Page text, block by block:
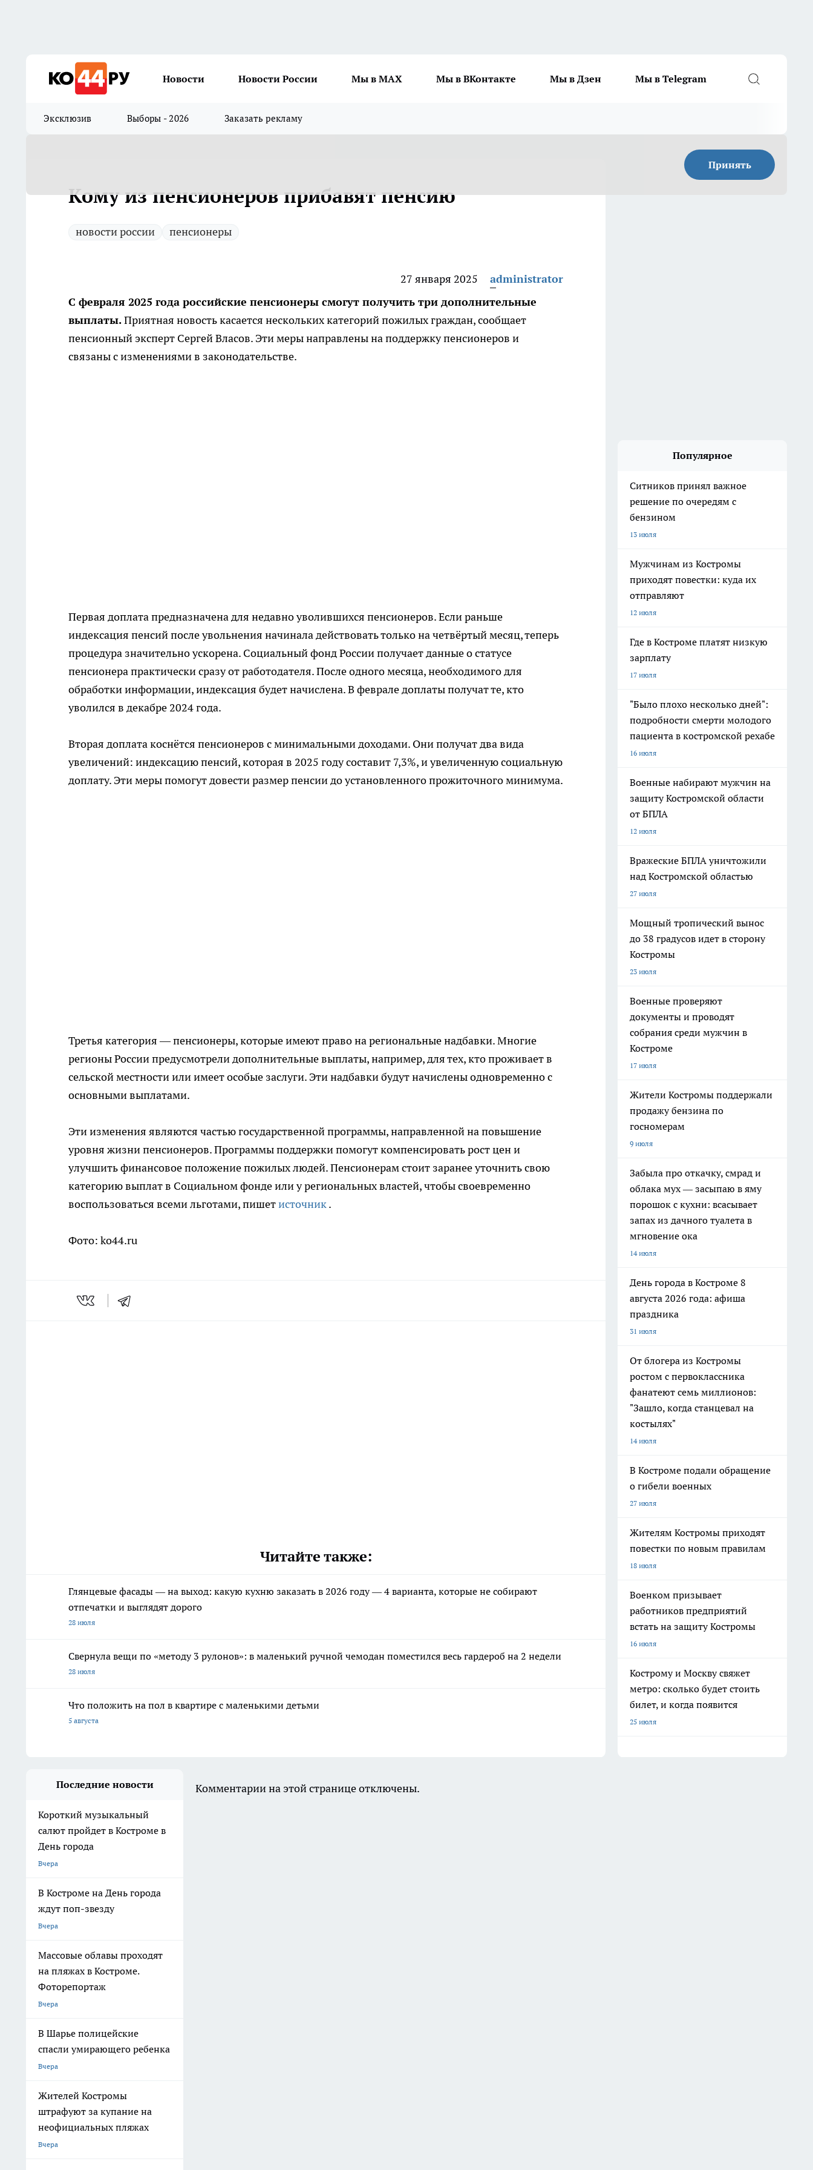
Новости Новости России Мы в MAX Мы в ВКонтакте Мы в Дзен Мы в Telegram
Эксклюзив Выборы - 2026 Заказать рекламу
Принять
Кому из пенсионеров прибавят пенсию
новости россии пенсионеры
27 января 2025
administrator
С февраля 2025 года российские пенсионеры смогут получить три дополнительные
выплаты.Приятная новость касается нескольких категорий пожилых граждан, сообщает
пенсионный эксперт Сергей Власов. Эти меры направлены на поддержку пенсионеров и
связаны с изменениями в законодательстве.
Первая доплата предназначена для недавно уволившихся пенсионеров. Если раньше
индексация пенсий после увольнения начинала действовать только на четвёртый месяц, теперь
процедура значительно ускорена. Социальный фонд России получает данные о статусе
пенсионера практически сразу от работодателя. После одного месяца, необходимого для
обработки информации, индексация будет начислена. В феврале доплаты получат те, кто
уволился в декабре 2024 года.
Вторая доплата коснётся пенсионеров с минимальными доходами. Они получат два вида
увеличений: индексацию пенсий, которая в 2025 году составит 7,3%, и увеличенную социальную
доплату. Эти меры помогут довести размер пенсии до установленного прожиточного минимума.
Третья категория — пенсионеры, которые имеют право на региональные надбавки. Многие
регионы России предусмотрели дополнительные выплаты, например, для тех, кто проживает в
сельской местности или имеет особые заслуги. Эти надбавки будут начислены одновременно с
основными выплатами.
Эти изменения являются частью государственной программы, направленной на повышение
уровня жизни пенсионеров. Программы поддержки помогут компенсировать рост цен и
улучшить финансовое положение пожилых людей. Пенсионерам стоит заранее уточнить свою
категорию выплат в Социальном фонде или у региональных властей, чтобы своевременно
воспользоваться всеми льготами, пишетисточник.
Фото: ko44.ru
Читайте также:
Глянцевые фасады — на выход: какую кухню заказать в 2026 году — 4 варианта, которые не собирают
отпечатки и выглядят дорого
28 июля
Свернула вещи по «методу 3 рулонов»: в маленький ручной чемодан поместился весь гардероб на 2 недели
28 июля
Что положить на пол в квартире с маленькими детьми
5 августа
Популярное
Ситников принял важное
решение по очередям с
бензином
13 июля
Мужчинам из Костромы
приходят повестки: куда их
отправляют
12 июля
Где в Костроме платят низкую
зарплату
17 июля
"Было плохо несколько дней":
подробности смерти молодого
пациента в костромской рехабе
16 июля
Военные набирают мужчин на
защиту Костромской области
от БПЛА
12 июля
Вражеские БПЛА уничтожили
над Костромской областью
27 июля
Мощный тропический вынос
до 38 градусов идет в сторону
Костромы
23 июля
Военные проверяют
документы и проводят
собрания среди мужчин в
Костроме
17 июля
Жители Костромы поддержали
продажу бензина по
госномерам
9 июля
Забыла про откачку, смрад и
облака мух — засыпаю в яму
порошок с кухни: всасывает
запах из дачного туалета в
мгновение ока
14 июля
День города в Костроме 8
августа 2026 года: афиша
праздника
31 июля
От блогера из Костромы
ростом с первоклассника
фанатеют семь миллионов:
"Зашло, когда станцевал на
костылях"
14 июля
В Костроме подали обращение
о гибели военных
27 июля
Жителям Костромы приходят
повестки по новым правилам
18 июля
Военком призывает
работников предприятий
встать на защиту Костромы
16 июля
Кострому и Москву свяжет
метро: сколько будет стоить
билет, и когда появится
25 июля
Последние новости
Короткий музыкальный
салют пройдет в Костроме в
День города
Вчера
В Костроме на День города
ждут поп-звезду
Вчера
Массовые облавы проходят
на пляжах в Костроме.
Фоторепортаж
Вчера
В Шарье полицейские
спасли умирающего ребенка
Вчера
Жителей Костромы
штрафуют за купание на
неофициальных пляжах
Вчера
Комментарии на этой странице отключены.